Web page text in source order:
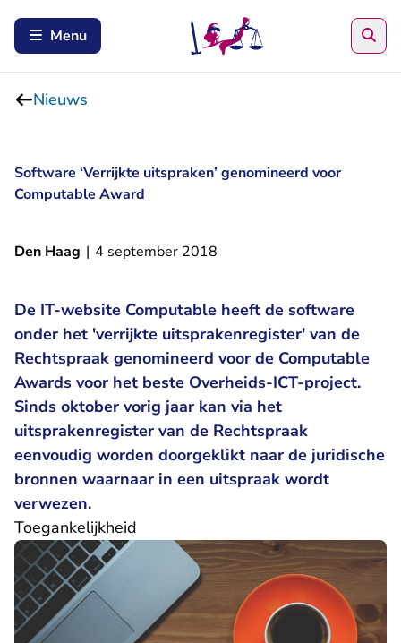
Menu
Nieuws
Software ‘Verrijkte uitspraken’ genomineerd voor
Computable Award
Den Haag | 4 september 2018
De IT-website Computable heeft de software
onder het 'verrijkte uitsprakenregister' van de
Rechtspraak genomineerd voor de Computable
Awards voor het beste Overheids-ICT-project.
Sinds oktober vorig jaar kan via het
uitsprakenregister van de Rechtspraak
eenvoudig worden doorgeklikt naar de juridische
bronnen waarnaar in een uitspraak wordt
verwezen.
Toegankelijkheid